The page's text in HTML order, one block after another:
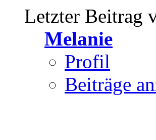
Letzter Beitrag
Melanie
Profil
Beiträge